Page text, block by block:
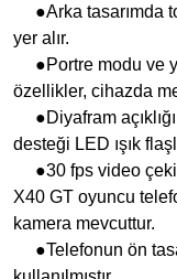
●Arka tasarımda
yer alır.
●Portre modu ve
özellikler, cihazda
●Diyafram
desteği LED ışık
●30 fps video
X40 GT oyuncu
kamera mevcuttur.
●Telefonun ön